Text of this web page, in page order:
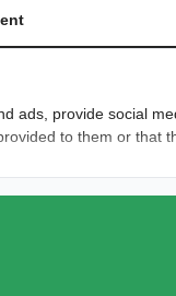
ads, provide social
to them or that